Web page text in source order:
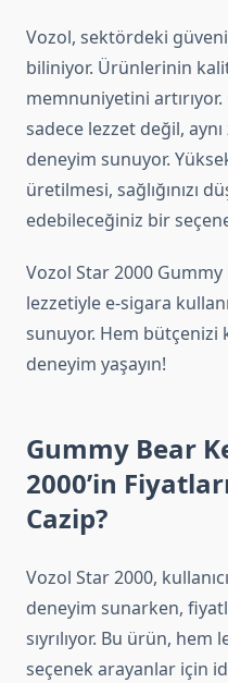
Vozol, sektördeki
biliniyor. Ürünlerinin
memnuniyetini
sadece lezzet değil,
deneyim sunuyor.
üretilmesi, sağlığınızı
edebileceğiniz bir
Vozol Star 2000 Gummy
lezzetiyle e-sigara
sunuyor. Hem
deneyim yaşayın!
Gummy Bear
2000’in
Cazip?
Vozol Star 2000,
deneyim sunarken,
sıyrılıyor. Bu ürün,
seçenek arayanlar için